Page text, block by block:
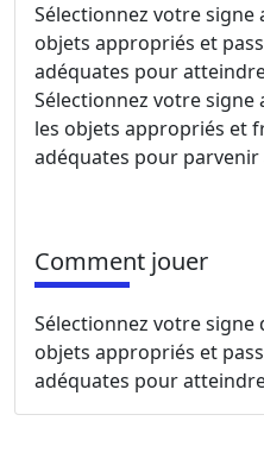
Sélectionnez votre signe
objets appropriés et
adéquates pour
Sélectionnez votre
les objets appropriés et
adéquates pour
Comment jouer
Sélectionnez votre signe
objets appropriés et
adéquates pour